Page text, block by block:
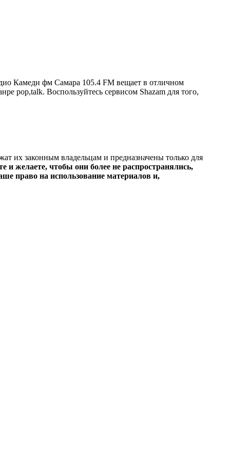
Камеди фм Самара 105.4 FM вещает в отличном
pop,talk. Воспользуйтесь сервисом Shazam для того,
их законным владельцам и предназначены только для
и желаете, чтобы они более не распространялись,
право на использование материалов и,